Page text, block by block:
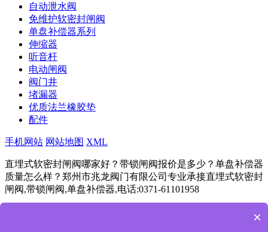
自动泄水阀
免维护软密封闸阀
单盘补偿器系列
伸缩器
听音杆
电动闸阀
阀门井
堵漏器
优质法兰橡胶垫
配件
手机网站 网站地图 XML
直埋式软密封闸阀哪家好？带锁闸阀报价是多少？单盘补偿器
质量怎么样？郑州市兆龙阀门有限公司专业承接直埋式软密封
闸阀,带锁闸阀,单盘补偿器,电话:0371-61101958
×